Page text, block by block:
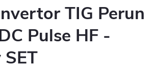
TIG Perun
Pulse HF -